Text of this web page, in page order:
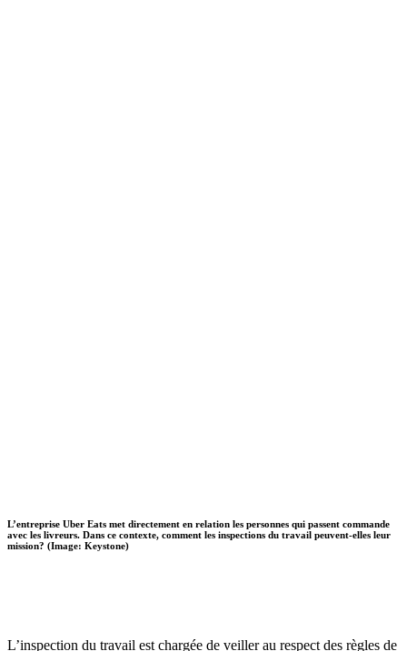
L’entreprise Uber Eats met directement en relation les personnes qui passent commande
avec les livreurs. Dans ce contexte, comment les inspections du travail peuvent-elles leur
mission? (Image: Keystone)
L’inspection du travail est chargée de veiller au respect des règles de